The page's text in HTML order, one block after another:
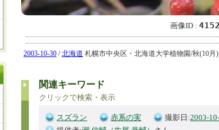
画像ID :
2003-10-30 / 北海道 札幌市中央区・北海道大学植物園/秋(10月
関連キーワード
クリックで検索・表示
スズラン 赤系の実 撮影日:2003-